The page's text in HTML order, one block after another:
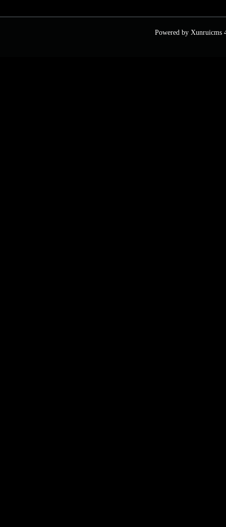
Powered by Xunruicms